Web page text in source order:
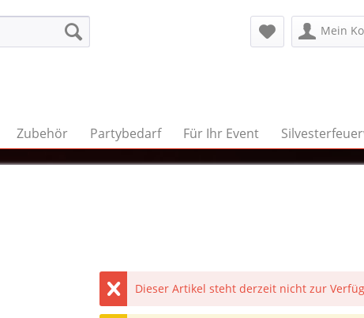
Mein
Zubehör Partybedarf Für Ihr Event
Dieser Artikel steht derzeit nicht zur